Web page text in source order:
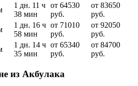
1 дн. 11 ч
38 мин
от 64530
руб.
от 83650
руб.
1 дн. 16 ч
58 мин
от 71010
руб.
от 92050
руб.
1 дн. 14 ч
35 мин
от 65340
руб.
от 84700
руб.
из Акбулака